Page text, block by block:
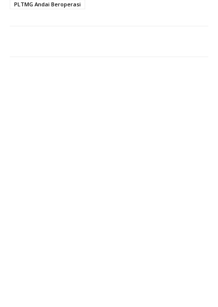
PLTMG Andai Beroperasi